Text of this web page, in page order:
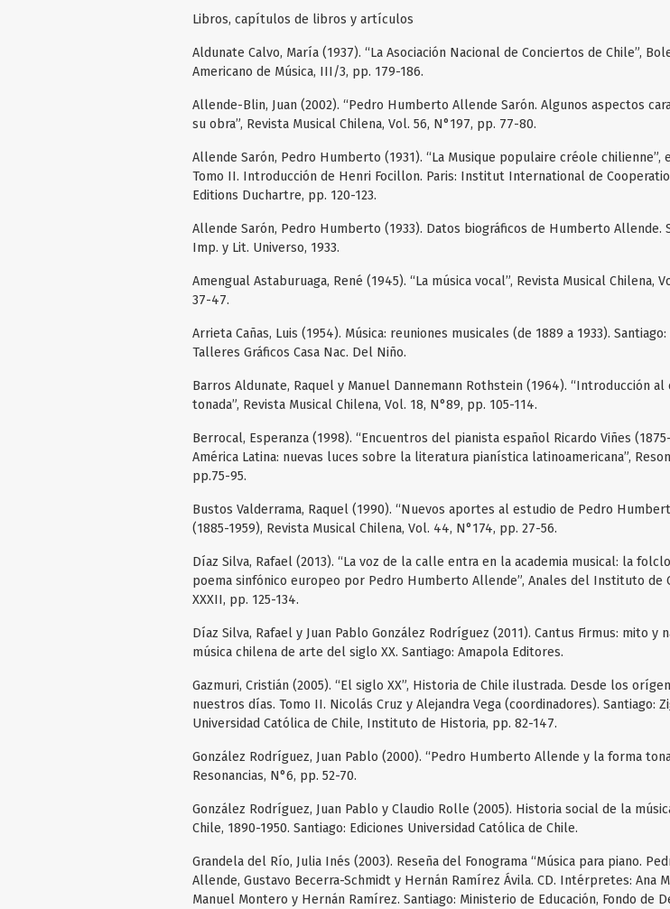
Libros, capítulos de libros y artículos
Aldunate Calvo, María (1937). “La Asociación Nacional de Conciertos de Chile”,
Americano de Música, III/3, pp. 179-186.
Allende-Blin, Juan (2002). “Pedro Humberto Allende Sarón. Algunos aspectos
su obra”, Revista Musical Chilena, Vol. 56, N°197, pp. 77-80.
Allende Sarón, Pedro Humberto (1931). “La Musique populaire créole chilienne”,
Tomo II. Introducción de Henri Focillon. Paris: Institut International de
Editions Duchartre, pp. 120-123.
Allende Sarón, Pedro Humberto (1933). Datos biográficos de Humberto Allende.
Imp. y Lit. Universo, 1933.
Amengual Astaburuaga, René (1945). “La música vocal”, Revista Musical Chilena,
37-47.
Arrieta Cañas, Luis (1954). Música: reuniones musicales (de 1889 a 1933).
Talleres Gráficos Casa Nac. Del Niño.
Barros Aldunate, Raquel y Manuel Dannemann Rothstein (1964). “Introducción
tonada”, Revista Musical Chilena, Vol. 18, N°89, pp. 105-114.
Berrocal, Esperanza (1998). “Encuentros del pianista español Ricardo Viñes
América Latina: nuevas luces sobre la literatura pianística latinoamericana”,
pp.75-95.
Bustos Valderrama, Raquel (1990). “Nuevos aportes al estudio de Pedro
(1885-1959), Revista Musical Chilena, Vol. 44, N°174, pp. 27-56.
Díaz Silva, Rafael (2013). “La voz de la calle entra en la academia musical: la
poema sinfónico europeo por Pedro Humberto Allende”, Anales del Instituto de
XXXII, pp. 125-134.
Díaz Silva, Rafael y Juan Pablo González Rodríguez (2011). Cantus Firmus: mito y
música chilena de arte del siglo XX. Santiago: Amapola Editores.
Gazmuri, Cristián (2005). “El siglo XX”, Historia de Chile ilustrada. Desde los
nuestros días. Tomo II. Nicolás Cruz y Alejandra Vega (coordinadores). Santiago:
Universidad Católica de Chile, Instituto de Historia, pp. 82-147.
González Rodríguez, Juan Pablo (2000). “Pedro Humberto Allende y la forma
Resonancias, N°6, pp. 52-70.
González Rodríguez, Juan Pablo y Claudio Rolle (2005). Historia social de la
Chile, 1890-1950. Santiago: Ediciones Universidad Católica de Chile.
Grandela del Río, Julia Inés (2003). Reseña del Fonograma “Música para piano.
Allende, Gustavo Becerra-Schmidt y Hernán Ramírez Ávila. CD. Intérpretes: Ana
Manuel Montero y Hernán Ramírez. Santiago: Ministerio de Educación, Fondo de